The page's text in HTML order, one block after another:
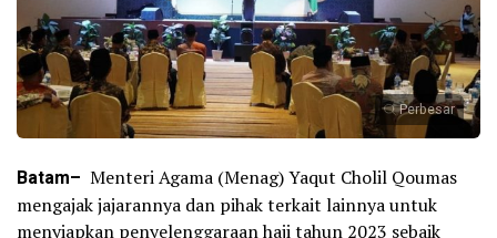
Perbesar
Batam– Menteri Agama (Menag) Yaqut Cholil Qoumas
mengajak jajarannya dan pihak terkait lainnya untuk
menyiapkan penyelenggaraan haji tahun 2023 sebaik